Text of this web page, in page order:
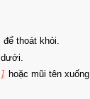
để thoát khỏi.
hoặc mũi tên xuống